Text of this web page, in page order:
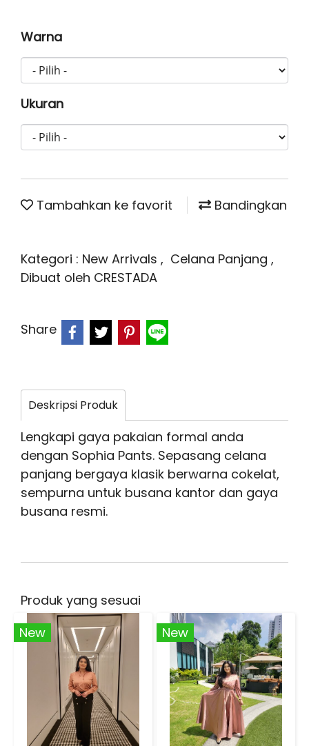
Warna
Ukuran
Tambahkan ke favorit Bandingkan
Kategori : New Arrivals , Celana Panjang ,
Dibuat oleh CRESTADA
Share
Deskripsi Produk
Lengkapi gaya pakaian formal anda
dengan Sophia Pants. Sepasang celana
panjang bergaya klasik berwarna cokelat,
sempurna untuk busana kantor dan gaya
busana resmi.
Produk yang sesuai
New
New